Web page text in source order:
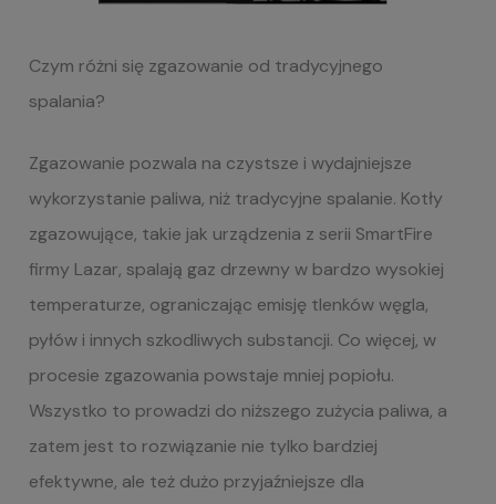
Czym różni się zgazowanie od tradycyjnego
spalania?
Zgazowanie pozwala na czystsze i wydajniejsze
wykorzystanie paliwa, niż tradycyjne spalanie. Kotły
zgazowujące, takie jak urządzenia z serii SmartFire
firmy Lazar, spalają gaz drzewny w bardzo wysokiej
temperaturze, ograniczając emisję tlenków węgla,
pyłów i innych szkodliwych substancji. Co więcej, w
procesie zgazowania powstaje mniej popiołu.
Wszystko to prowadzi do niższego zużycia paliwa, a
zatem jest to rozwiązanie nie tylko bardziej
efektywne, ale też dużo przyjaźniejsze dla